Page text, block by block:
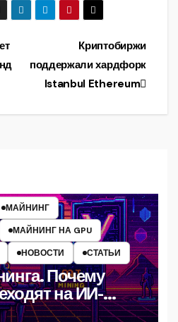
Криптобиржи
поддержали хардфорк
Istanbul Ethereum
МАЙНИНГ
МАЙНИНГ НА GPU
НОВОСТИ СТАТЬИ
Почему
на ИИ-
году?